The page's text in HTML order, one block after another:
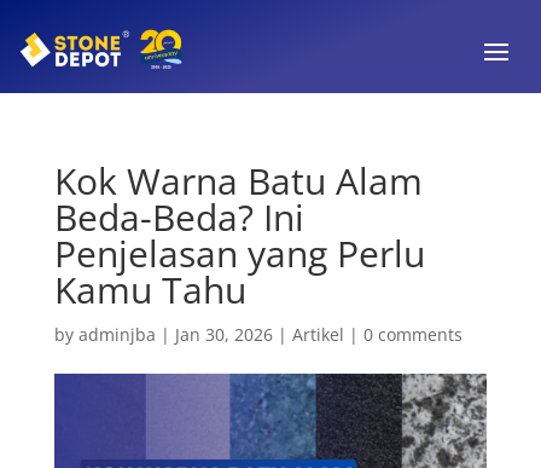
Kok Warna Batu Alam
Beda-Beda? Ini
Penjelasan yang Perlu
Kamu Tahu
by adminjba | Jan 30, 2026| Artikel | 0 comments